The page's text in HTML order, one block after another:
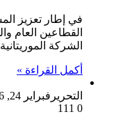
في إطار تعزيز
القطاعين العام
الشركة
أكمل القراءة »
التحرير فبراير 24, 2026
0